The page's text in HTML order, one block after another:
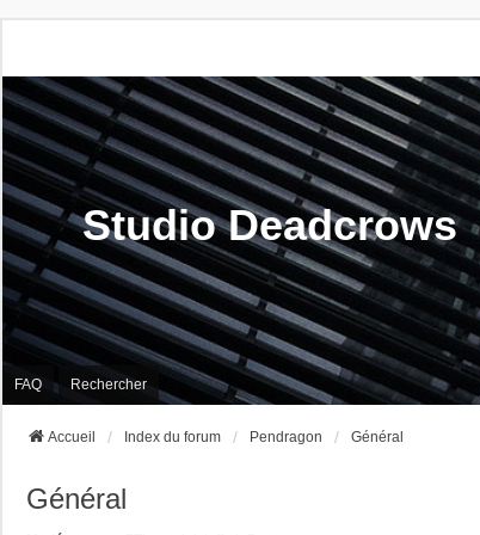
Studio Deadcrows
FAQ Rechercher
Accueil Index du forum Pendragon Général
Général